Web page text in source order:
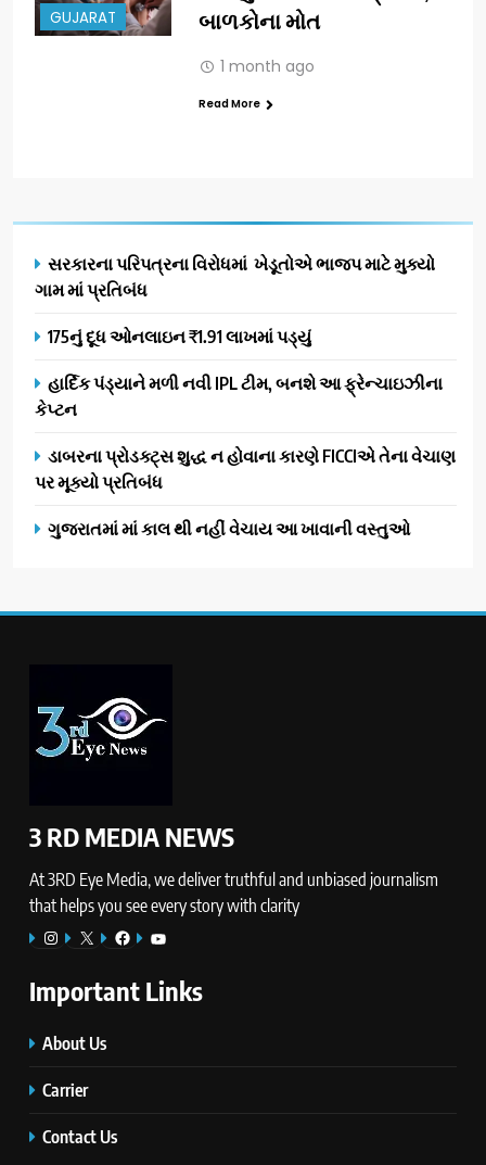
GUJARAT
બાળકોના મોત
1 month ago
Read More
સરકારના પરિપત્રના વિરોધમાં ખેડૂતોએ ભાજપ માટે મુક્યો
ગામ માં પ્રતિબંધ
175નું દૂધ ઓનલાઇન ₹1.91 લાખમાં પડ્યું
હાર્દિક પંડ્યાને મળી નવી IPL ટીમ, બનશે આ ફ્રેન્ચાઇઝીના
કેપ્ટન
ડાબરના પ્રોડક્ટ્સ શુદ્ધ ન હોવાના કારણે FICCIએ તેના વેચાણ
પર મૂક્યો પ્રતિબંધ
ગુજરાતમાં માં કાલ થી નહીં વેચાય આ ખાવાની વસ્તુઓ
3 RD MEDIA NEWS
At 3RD Eye Media, we deliver truthful and unbiased journalism
that helps you see every story with clarity
Instagram
X Facebook
YouTube
Important Links
About Us
Carrier
Contact Us